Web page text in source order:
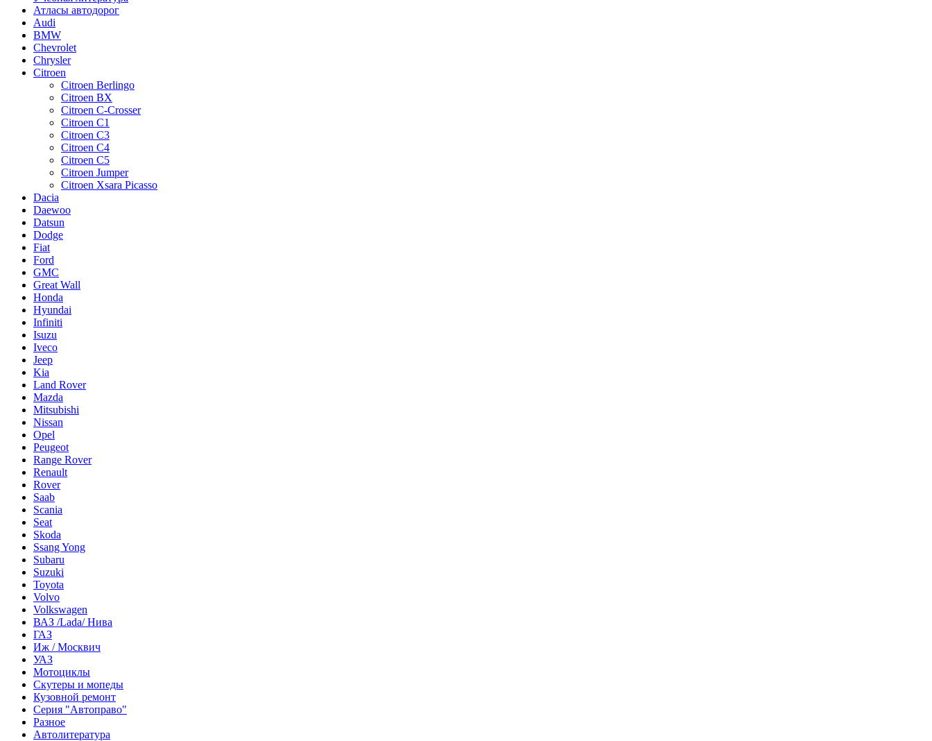
Атласы автодорог
Audi
BMW
Chevrolet
Chrysler
Citroen
Citroen Berlingo
Citroen BX
Citroen C-Crosser
Citroen C1
Citroen C3
Citroen C4
Citroen C5
Citroen Jumper
Citroen Xsаrа Picasso
Dacia
Daewoo
Datsun
Dodge
Fiat
Ford
GMC
Great Wall
Honda
Hyundai
Infiniti
Isuzu
Iveco
Jeep
Kia
Land Rover
Mazda
Mitsubishi
Nissan
Opel
Peugeot
Range Rover
Renault
Rover
Saab
Scania
Seat
Skoda
Ssang Yong
Subaru
Suzuki
Toyota
Volvo
Volkswagen
ВАЗ /Lada/ Нива
ГАЗ
Иж / Москвич
УАЗ
Мотоциклы
Скутеры и мопеды
Кузовной ремонт
Серия "Автоправо"
Разное
Автолитература